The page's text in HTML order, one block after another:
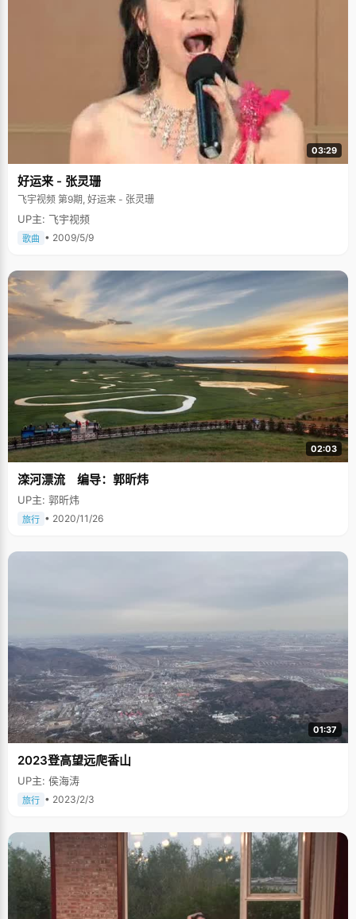
03:29
好运来 - 张灵珊
飞宇视频 第9期, 好运来 - 张灵珊
UP主: 飞宇视频
歌曲 • 2009/5/9
02:03
滦河漂流 编导：郭昕炜
UP主: 郭昕炜
旅行 • 2020/11/26
01:37
2023登高望远爬香山
UP主: 侯海涛
旅行 • 2023/2/3